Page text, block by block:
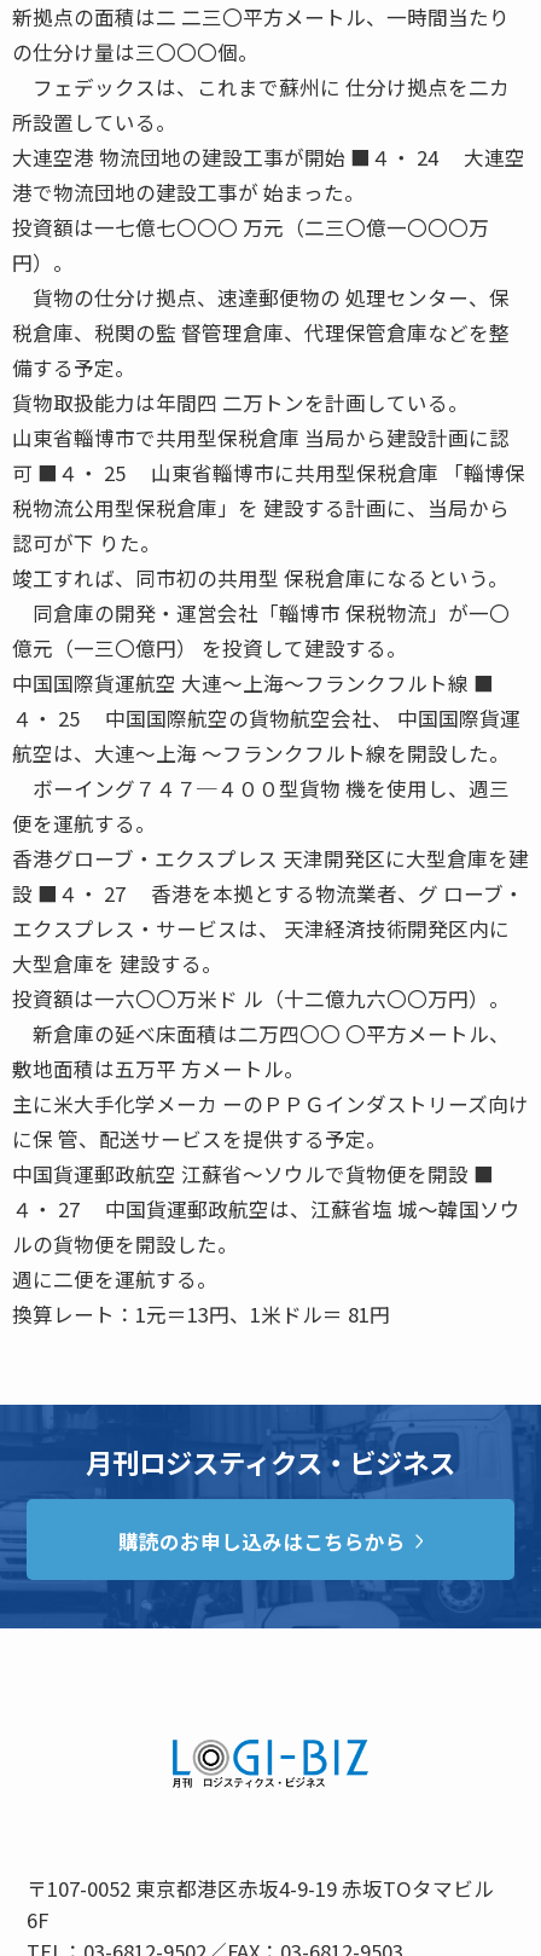
新拠点の面積は二 二三〇平方メートル、一時間当たり
の仕分け量は三〇〇〇個。
フェデックスは、これまで蘇州に 仕分け拠点を二カ
所設置している。
大連空港 物流団地の建設工事が開始 ■４・ 24 大連空
港で物流団地の建設工事が 始まった。
投資額は一七億七〇〇〇 万元（二三〇億一〇〇〇万
円）。
貨物の仕分け拠点、速達郵便物の 処理センター、保
税倉庫、税関の監 督管理倉庫、代理保管倉庫などを整
備する予定。
貨物取扱能力は年間四 二万トンを計画している。
山東省輜博市で共用型保税倉庫 当局から建設計画に認
可 ■４・ 25 山東省輜博市に共用型保税倉庫 「輜博保
税物流公用型保税倉庫」を 建設する計画に、当局から
認可が下 りた。
竣工すれば、同市初の共用型 保税倉庫になるという。
同倉庫の開発・運営会社「輜博市 保税物流」が一〇
億元（一三〇億円） を投資して建設する。
中国国際貨運航空 大連〜上海〜フランクフルト線 ■
４・ 25 中国国際航空の貨物航空会社、 中国国際貨運
航空は、大連〜上海 〜フランクフルト線を開設した。
ボーイング７４７─４００型貨物 機を使用し、週三
便を運航する。
香港グローブ・エクスプレス 天津開発区に大型倉庫を建
設 ■４・ 27 香港を本拠とする物流業者、グ ローブ・
エクスプレス・サービスは、 天津経済技術開発区内に
大型倉庫を 建設する。
投資額は一六〇〇万米ド ル（十二億九六〇〇万円）。
新倉庫の延べ床面積は二万四〇〇 〇平方メートル、
敷地面積は五万平 方メートル。
主に米大手化学メーカ ーのＰＰＧインダストリーズ向け
に保 管、配送サービスを提供する予定。
中国貨運郵政航空 江蘇省〜ソウルで貨物便を開設 ■
４・ 27 中国貨運郵政航空は、江蘇省塩 城〜韓国ソウ
ルの貨物便を開設した。
週に二便を運航する。
換算レート：1元＝13円、1米ドル＝ 81円
月刊ロジスティクス・ビジネス
購読のお申し込みはこちらから
〒107-0052 東京都港区赤坂4-9-19 赤坂TOタマビル
6F